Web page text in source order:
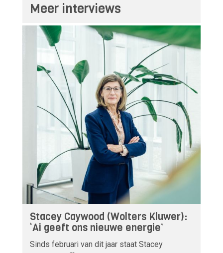
Meer interviews
Stacey Caywood (Wolters Kluwer):
‘Ai geeft ons nieuwe energie’
Sinds februari van dit jaar staat Stacey